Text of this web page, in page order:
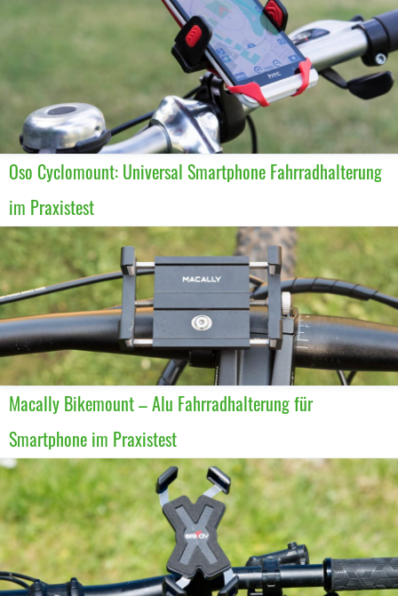
Oso Cyclomount: Universal Smartphone Fahrradhalterung
im Praxistest
Macally Bikemount – Alu Fahrradhalterung für
Smartphone im Praxistest